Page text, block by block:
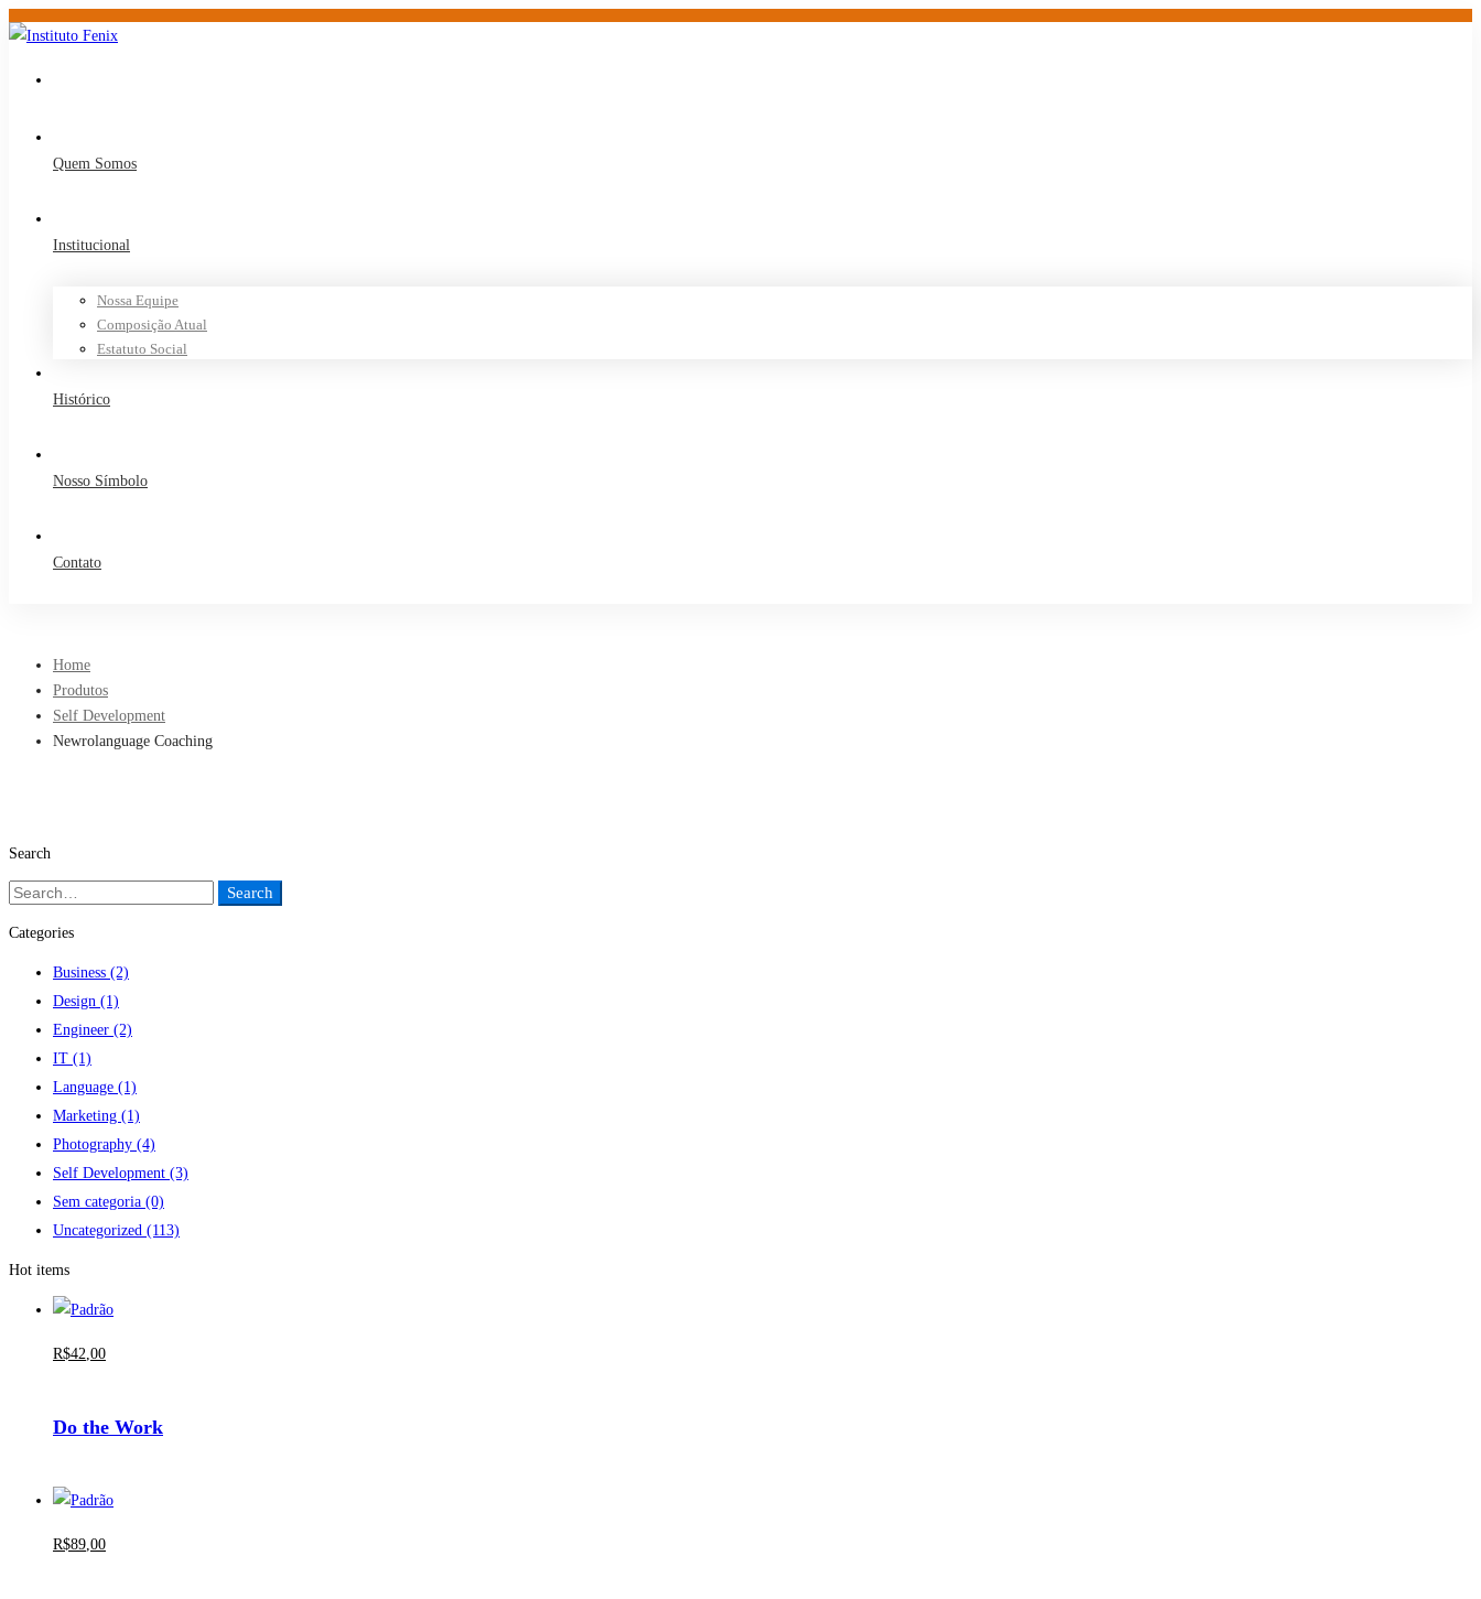
Quem Somos
Institucional
Nossa Equipe
Composição Atual
Estatuto Social
Histórico
Nosso Símbolo
Contato
Home
Produtos
Self Development
Newrolanguage Coaching
Search
Search
Search
Categories
Business (2)
Design (1)
Engineer (2)
IT (1)
Language (1)
Marketing (1)
Photography (4)
Self Development (3)
Sem categoria (0)
Uncategorized (113)
Hot items
R$42,00
Do the Work
R$89 ,00